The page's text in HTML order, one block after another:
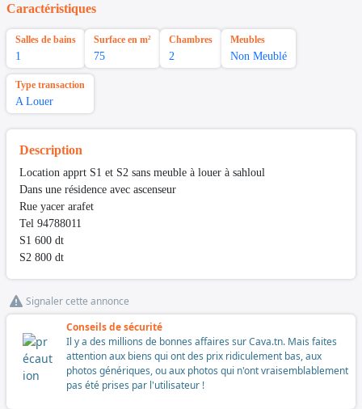
Caractéristiques
Salles de bains
1
Surface en m²
75
Chambres
2
Meubles
Non Meublé
Type transaction
A Louer
Description
Location apprt S1 et S2 sans meuble à louer à sahloul
Dans une résidence avec ascenseur
Rue yacer arafet
Tel 94788011
S1 600 dt
S2 800 dt
Signaler cette annonce
Conseils de sécurité
Il y a des millions de bonnes affaires sur Cava.tn. Mais faites
attention aux biens qui ont des prix ridiculement bas, aux
photos génériques, ou aux photos qui n'ont vraisemblablement
pas été prises par l'utilisateur !